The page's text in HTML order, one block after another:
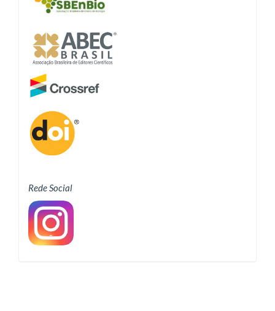
Rede Social